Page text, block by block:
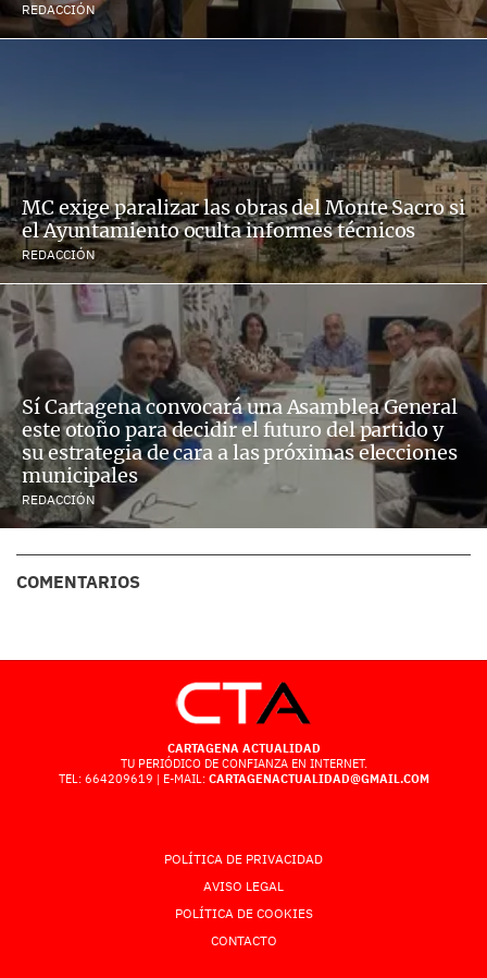
REDACCIÓN
MC exige paralizar las obras del Monte Sacro si
el Ayuntamiento oculta informes técnicos
REDACCIÓN
Sí Cartagena convocará una Asamblea General
este otoño para decidir el futuro del partido y
su estrategia de cara a las próximas elecciones
municipales
REDACCIÓN
COMENTARIOS
CARTAGENA ACTUALIDAD
TU PERIÓDICO DE CONFIANZA EN INTERNET.
TEL: 664209619 | E-MAIL: CARTAGENACTUALIDAD@GMAIL.COM
POLÍTICA DE PRIVACIDAD
AVISO LEGAL
POLÍTICA DE COOKIES
CONTACTO